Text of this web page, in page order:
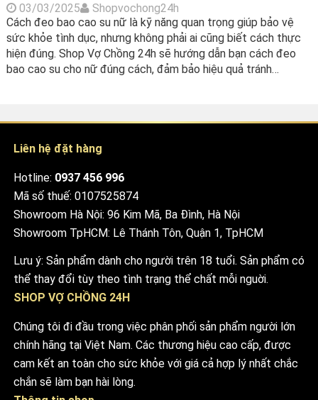
03/03/2025
Shopvochong24h
Cách đeo bao cao su nữ là kỹ năng quan trọng giúp bảo vệ
sức khỏe tình dục, nhưng không phải ai cũng biết cách thực
hiện đúng. Shop Vợ Chồng 24h sẽ hướng dẫn bạn cách đeo
bao cao su cho nữ đúng cách, đảm bảo hiệu quả tránh…
Liên hệ đặt hàng
Hotline: 0937 456 996
Mã số thuế: 0107525874
Showroom Hà Nội: 96 Kim Mã, Ba Đình, Hà Nội
Showroom TpHCM: Lê Thánh Tôn, Quận 1, TpHCM
Lưu ý: Sản phẩm dành cho người trên 18 tuổi. Sản phẩm có
thể thay đổi tùy theo tình trạng thể chất mỗi nguời.
SHOP VỢ CHỒNG 24H
Chúng tôi đi đầu trong việc phân phối sản phẩm người lớn
chính hãng tại Việt Nam. Các thương hiệu cao cấp, được
cam kết an toàn cho sức khỏe với giá cả hợp lý nhất chắc
chắn sẽ làm bạn hài lòng.